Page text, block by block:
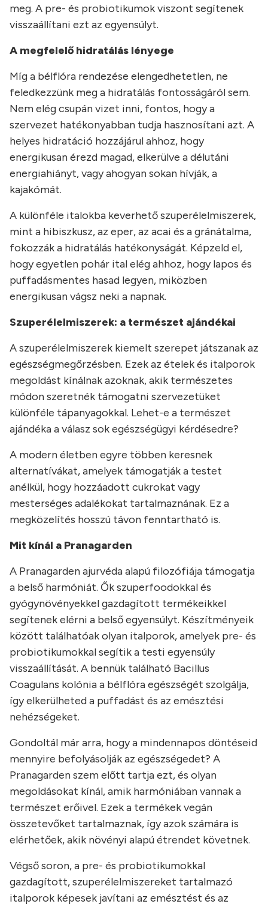
meg. A pre- és probiotikumok viszont segítenek
visszaállítani ezt az egyensúlyt.
A megfelelő hidratálás lényege
Míg a bélflóra rendezése elengedhetetlen, ne
feledkezzünk meg a hidratálás fontosságáról sem.
Nem elég csupán vizet inni, fontos, hogy a
szervezet hatékonyabban tudja hasznosítani azt. A
helyes hidratáció hozzájárul ahhoz, hogy
energikusan érezd magad, elkerülve a délutáni
energiahiányt, vagy ahogyan sokan hívják, a
kajakómát.
A különféle italokba keverhető szuperélelmiszerek,
mint a hibiszkusz, az eper, az acai és a gránátalma,
fokozzák a hidratálás hatékonyságát. Képzeld el,
hogy egyetlen pohár ital elég ahhoz, hogy lapos és
puffadásmentes hasad legyen, miközben
energikusan vágsz neki a napnak.
Szuperélelmiszerek: a természet ajándékai
A szuperélelmiszerek kiemelt szerepet játszanak az
egészségmegőrzésben. Ezek az ételek és italporok
megoldást kínálnak azoknak, akik természetes
módon szeretnék támogatni szervezetüket
különféle tápanyagokkal. Lehet-e a természet
ajándéka a válasz sok egészségügyi kérdésedre?
A modern életben egyre többen keresnek
alternatívákat, amelyek támogatják a testet
anélkül, hogy hozzáadott cukrokat vagy
mesterséges adalékokat tartalmaznának. Ez a
megközelítés hosszú távon fenntartható is.
Mit kínál a Pranagarden
A Pranagarden ajurvéda alapú filozófiája támogatja
a belső harmóniát. Ők szuperfoodokkal és
gyógynövényekkel gazdagított termékeikkel
segítenek elérni a belső egyensúlyt. Készítményeik
között találhatóak olyan italporok, amelyek pre- és
probiotikumokkal segítik a testi egyensúly
visszaállítását. A bennük található Bacillus
Coagulans kolónia a bélflóra egészségét szolgálja,
így elkerülheted a puffadást és az emésztési
nehézségeket.
Gondoltál már arra, hogy a mindennapos döntéseid
mennyire befolyásolják az egészségedet? A
Pranagarden szem előtt tartja ezt, és olyan
megoldásokat kínál, amik harmóniában vannak a
természet erőivel. Ezek a termékek vegán
összetevőket tartalmaznak, így azok számára is
elérhetőek, akik növényi alapú étrendet követnek.
Végső soron, a pre- és probiotikumokkal
gazdagított, szuperélelmiszereket tartalmazó
italporok képesek javítani az emésztést és az